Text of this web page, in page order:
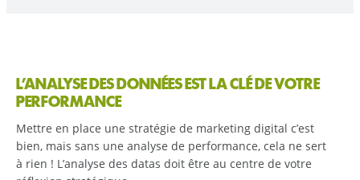
L’ANALYSE DES DONNÉES EST LA CLÉ DE VOTRE
PERFORMANCE
Mettre en place une stratégie de marketing digital c’est
bien, mais sans une analyse de performance, cela ne sert
à rien ! L’analyse des datas doit être au centre de votre